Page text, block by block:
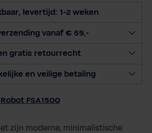
e
h
e
levertijd: 1-2 weken
vanaf € 59,-
gratis retourrecht
en veilige betaling
FSA1500
zijn moderne, minimalistische